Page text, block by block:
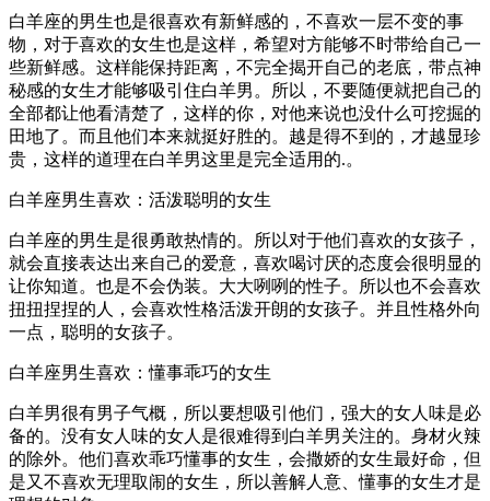
白羊座的男生也是很喜欢有新鲜感的，不喜欢一层不变的事
物，对于喜欢的女生也是这样，希望对方能够不时带给自己一
些新鲜感。这样能保持距离，不完全揭开自己的老底，带点神
秘感的女生才能够吸引住白羊男。所以，不要随便就把自己的
全部都让他看清楚了，这样的你，对他来说也没什么可挖掘的
田地了。而且他们本来就挺好胜的。越是得不到的，才越显珍
贵，这样的道理在白羊男这里是完全适用的.。
白羊座男生喜欢：活泼聪明的女生
白羊座的男生是很勇敢热情的。所以对于他们喜欢的女孩子，
就会直接表达出来自己的爱意，喜欢喝讨厌的态度会很明显的
让你知道。也是不会伪装。大大咧咧的性子。所以也不会喜欢
扭扭捏捏的人，会喜欢性格活泼开朗的女孩子。并且性格外向
一点，聪明的女孩子。
白羊座男生喜欢：懂事乖巧的女生
白羊男很有男子气概，所以要想吸引他们，强大的女人味是必
备的。没有女人味的女人是很难得到白羊男关注的。身材火辣
的除外。他们喜欢乖巧懂事的女生，会撒娇的女生最好命，但
是又不喜欢无理取闹的女生，所以善解人意、懂事的女生才是